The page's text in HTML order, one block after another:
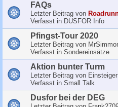
FAQs
Letzter Beitrag von
Verfasst in DUSFOR Info
Pfingst-Tour 2020
Letzter Beitrag von
Verfasst in Sondereinsätze
Aktion bunter Turm
Letzter Beitrag von Einsteiger
Verfasst in Small Talk
Dusfor bei der DEG